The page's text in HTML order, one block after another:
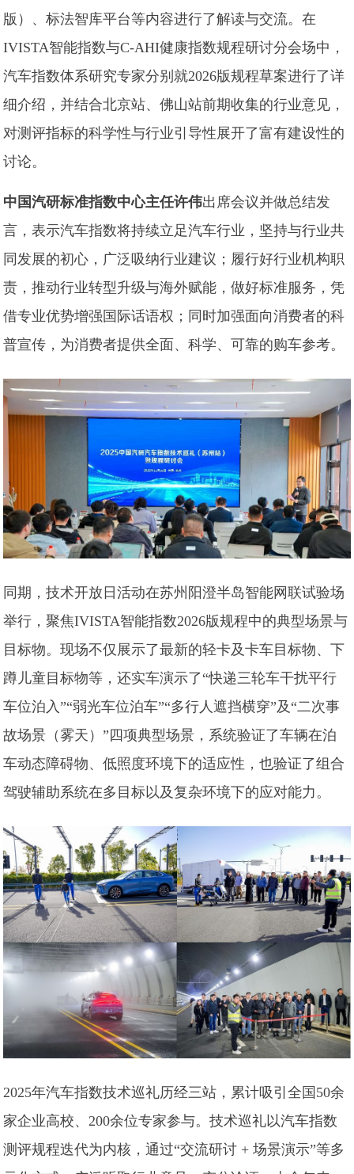
版）、标法智库平台等内容进行了解读与交流。在
IVISTA智能指数与C-AHI健康指数规程研讨分会场中，
汽车指数体系研究专家分别就2026版规程草案进行了详
细介绍，并结合北京站、佛山站前期收集的行业意见，
对测评指标的科学性与行业引导性展开了富有建设性的
讨论。
中国汽研标准指数中心主任许伟出席会议并做总结发
言，表示汽车指数将持续立足汽车行业，坚持与行业共
同发展的初心，广泛吸纳行业建议；履行好行业机构职
责，推动行业转型升级与海外赋能，做好标准服务，凭
借专业优势增强国际话语权；同时加强面向消费者的科
普宣传，为消费者提供全面、科学、可靠的购车参考。
同期，技术开放日活动在苏州阳澄半岛智能网联试验场
举行，聚焦IVISTA智能指数2026版规程中的典型场景与
目标物。现场不仅展示了最新的轻卡及卡车目标物、下
蹲儿童目标物等，还实车演示了“快递三轮车干扰平行
车位泊入”“弱光车位泊车”“多行人遮挡横穿”及“二次事
故场景（雾天）”四项典型场景，系统验证了车辆在泊
车动态障碍物、低照度环境下的适应性，也验证了组合
驾驶辅助系统在多目标以及复杂环境下的应对能力。
2025年汽车指数技术巡礼历经三站，累计吸引全国50余
家企业高校、200余位专家参与。技术巡礼以汽车指数
测评规程迭代为内核，通过“交流研讨 + 场景演示”等多